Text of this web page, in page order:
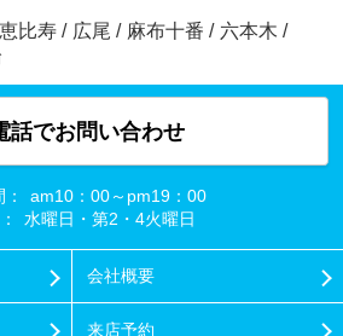
恵比寿 / 広尾 / 麻布十番 / 六本木 /
話でお問い合わせ
am10：00～pm19：00
水曜日・第2・4火曜日
会社概要
来店予約